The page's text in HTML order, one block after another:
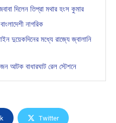
দিলেন তিপ্রা মথার হংস কুমার
নাগরিক
দুয়েকদিনের মধ্যে রাজ্যে জ্বালানি
আটক বাধারঘাট রেল স্টেশনে
Twitter